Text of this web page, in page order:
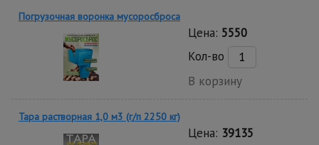
Погрузочная воронка мусоросброса
Цена: 5550
Кол-во
В корзину
Тара растворная 1,0 м3 (г/п 2250 кг)
Цена: 39135